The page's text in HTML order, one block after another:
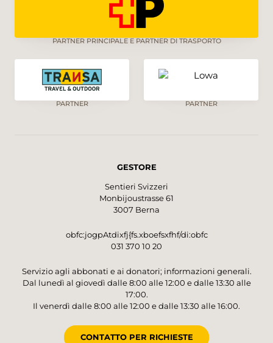
PARTNER PRINCIPALE E PARTNER DI TRASPORTO
PARTNER PARTNER
GESTORE
Sentieri Svizzeri
Monbijoustrasse 61
3007 Berna
obfc:jogpAtdixfj{fs.xboefsxfhf/di:obfc
031 370 10 20
Servizio agli abbonati e ai donatori; informazioni generali.
Dal lunedì al giovedì dalle 8:00 alle 12:00 e dalle 13:30 alle
17:00.
Il venerdì dalle 8:00 alle 12:00 e dalle 13:30 alle 16:00.
CONTATTO PER RICHIESTE